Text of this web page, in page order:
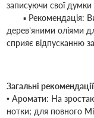
записуючи свої думки
▪ Рекомендація:
дерев’яними оліями
сприяє відпусканню
Загальні
• Аромати: На
нотки; для повного